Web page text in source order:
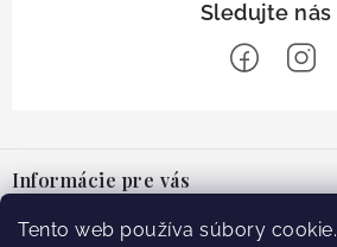
Tento web používa súbory
pInformácie pre vás
O nás
Facebook